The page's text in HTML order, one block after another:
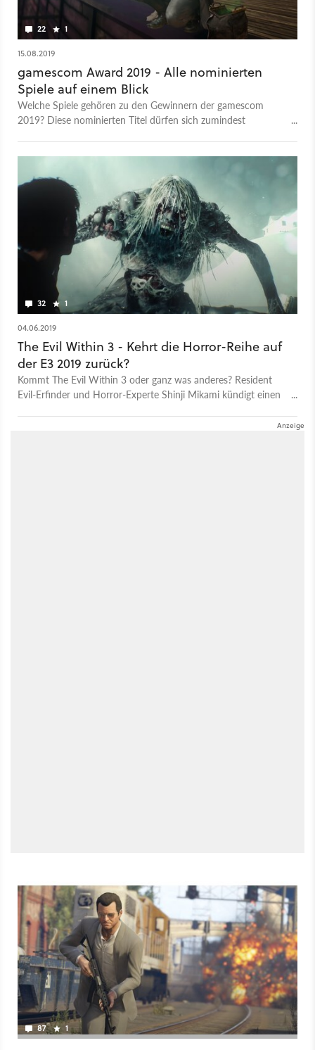
22 1
15.08.2019
gamescom Award 2019 - Alle nominierten
Spiele auf einem Blick
Welche Spiele gehören zu den Gewinnern der gamescom
2019? Diese nominierten Titel dürfen sich zumindest
32 1
04.06.2019
The Evil Within 3 - Kehrt die Horror-Reihe auf
der E3 2019 zurück?
Kommt The Evil Within 3 oder ganz was anderes? Resident
Evil-Erfinder und Horror-Experte Shinji Mikami kündigt einen
87 1